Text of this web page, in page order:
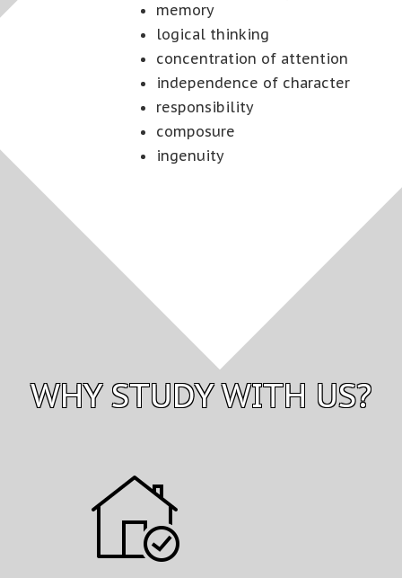
memory
logical thinking
concentration of attention
independence of character
responsibility
composure
ingenuity
WHY STUDY WITH US?